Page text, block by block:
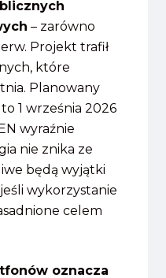
– zarówno
Projekt trafił
które
Planowany
1 września 2026
wyraźnie
nie znika ze
będą wyjątki
wykorzystanie
celem
oznacza